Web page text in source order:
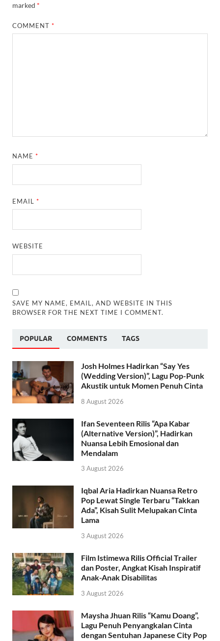
marked *
COMMENT*
NAME*
EMAIL*
WEBSITE
SAVE MY NAME, EMAIL, AND WEBSITE IN THIS
BROWSER FOR THE NEXT TIME I COMMENT.
POPULAR COMMENTS TAGS
Josh Holmes Hadirkan “Say Yes
(Wedding Version)”, Lagu Pop-Punk
Akustik untuk Momen Penuh Cinta
8 August 2026
Ifan Seventeen Rilis “Apa Kabar
(Alternative Version)”, Hadirkan
Nuansa Lebih Emosional dan
Mendalam
3 August 2026
Iqbal Aria Hadirkan Nuansa Retro
Pop Lewat Single Terbaru “Takkan
Ada”, Kisah Sulit Melupakan Cinta
Lama
3 August 2026
Film Istimewa Rilis Official Trailer
dan Poster, Angkat Kisah Inspiratif
Anak-Anak Disabilitas
3 August 2026
Maysha Jhuan Rilis “Kamu Doang”,
Lagu Penuh Penyangkalan Cinta
dengan Sentuhan Japanese City Pop